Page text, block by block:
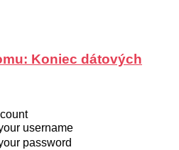
Koniec dátových
username
password